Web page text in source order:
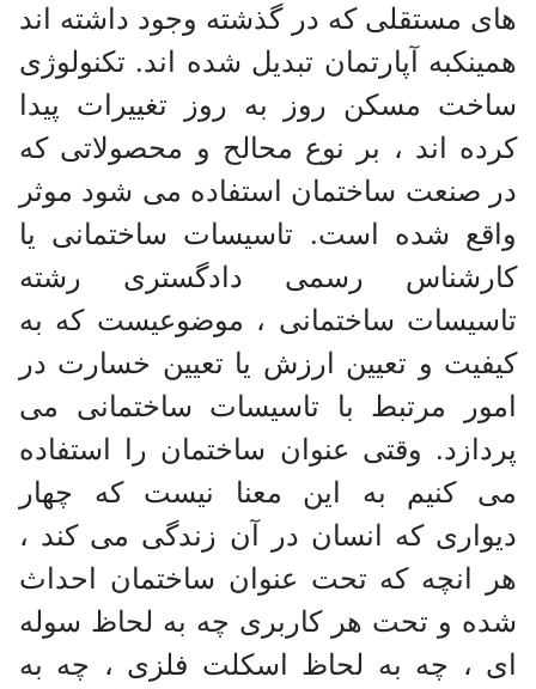
های مستقلی که در گذشته وجود داشته اند
همینکبه آپارتمان تبدیل شده اند. تکنولوژی
ساخت مسکن روز به روز تغییرات پیدا
کرده اند ، بر نوع محالح و محصولاتی که
در صنعت ساختمان استفاده می شود موثر
واقع شده است. تاسیسات ساختمانی یا
کارشناس رسمی دادگستری رشته
تاسیسات ساختمانی ، موضوعیست که به
کیفیت و تعیین ارزش یا تعیین خسارت در
امور مرتبط با تاسیسات ساختمانی می
پردازد. وقتی عنوان ساختمان را استفاده
می کنیم به این معنا نیست که چهار
دیواری که انسان در آن زندگی می کند ،
هر انچه که تحت عنوان ساختمان احداث
شده و تحت هر کاربری چه به لحاظ سوله
ای ، چه به لحاظ اسکلت فلزی ، چه به